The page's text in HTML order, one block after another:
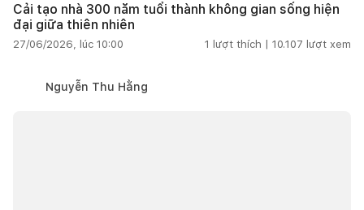
Cải tạo nhà 300 năm tuổi thành không gian sống hiện
đại giữa thiên nhiên
27/06/2026, lúc 10:00 1 lượt thích | 10.107 lượt xem
Nguyễn Thu Hằng